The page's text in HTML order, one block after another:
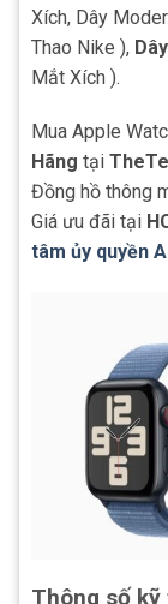
Xích, Dây
Thao Nike ),
Mắt Xích ).
Mua Apple
Hãng tại
Đồng hồ thông
Giá ưu đãi tại
tâm ủy quyền
Thông số kỹ